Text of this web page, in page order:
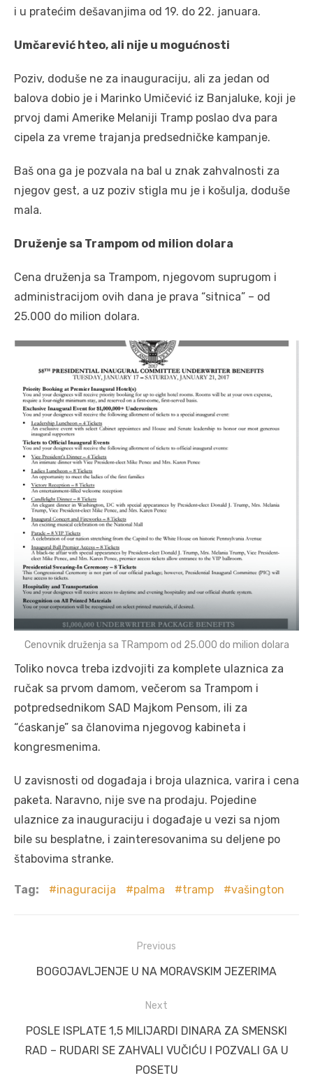
i u pratećim dešavanjima od 19. do 22. januara.
Umčarević hteo, ali nije u mogućnosti
Poziv, doduše ne za inauguraciju, ali za jedan od
balova dobio je i Marinko Umičević iz Banjaluke, koji je
prvoj dami Amerike Melaniji Tramp poslao dva para
cipela za vreme trajanja predsedničke kampanje.
Baš ona ga je pozvala na bal u znak zahvalnosti za
njegov gest, a uz poziv stigla mu je i košulja, doduše
mala.
Druženje sa Trampom od milion dolara
Cena druženja sa Trampom, njegovom suprugom i
administracijom ovih dana je prava “sitnica” – od
25.000 do milion dolara.
Cenovnik druženja sa TRampom od 25.000 do milion dolara
Toliko novca treba izdvojiti za komplete ulaznica za
ručak sa prvom damom, večerom sa Trampom i
potpredsednikom SAD Majkom Pensom, ili za
“ćaskanje” sa članovima njegovog kabineta i
kongresmenima.
U zavisnosti od događaja i broja ulaznica, varira i cena
paketa. Naravno, nije sve na prodaju. Pojedine
ulaznice za inauguraciju i događaje u vezi sa njom
bile su besplatne, i zainteresovanima su deljene po
štabovima stranke.
Tag: inaguracija palma tramp vašington
navigation
Previous
Previous
BOGOJAVLJENJE U NA MORAVSKIM JEZERIMA
Next
Next
post:
POSLE ISPLATE 1,5 MILIJARDI DINARA ZA SMENSKI
RAD – RUDARI SE ZAHVALI VUČIĆU I POZVALI GA U
POSETU